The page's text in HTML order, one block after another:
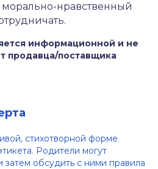
морально-нравственный
информационной и не
продавца/поставщика
стихотворной форме
Родители могут
затем обсудить с ними правила